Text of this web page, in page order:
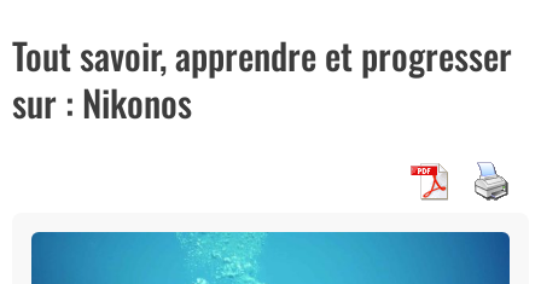
Tout savoir, apprendre et progresser
sur : Nikonos